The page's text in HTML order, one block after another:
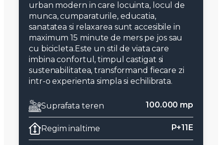
urban modern in care locuinta, locul de
munca, cumparaturile, educatia,
sanatatea si relaxarea sunt accesibile in
maximum 15 minute de mers pe jos sau
cu bicicleta.Este un stil de viata care
imbina confortul, timpul castigat si
sustenabilitatea, transformand fiecare zi
intr-o experienta simpla si echilibrata.
Suprafata teren 100.000 mp
Regim inaltime P+11E